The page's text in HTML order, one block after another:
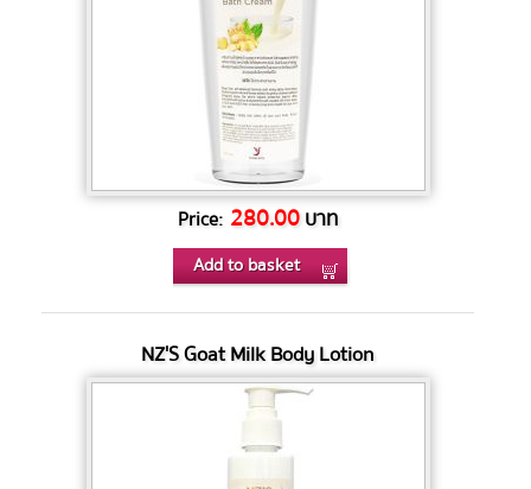
Price: 280.00บาท
Add to basket
NZ'S Goat Milk Body Lotion